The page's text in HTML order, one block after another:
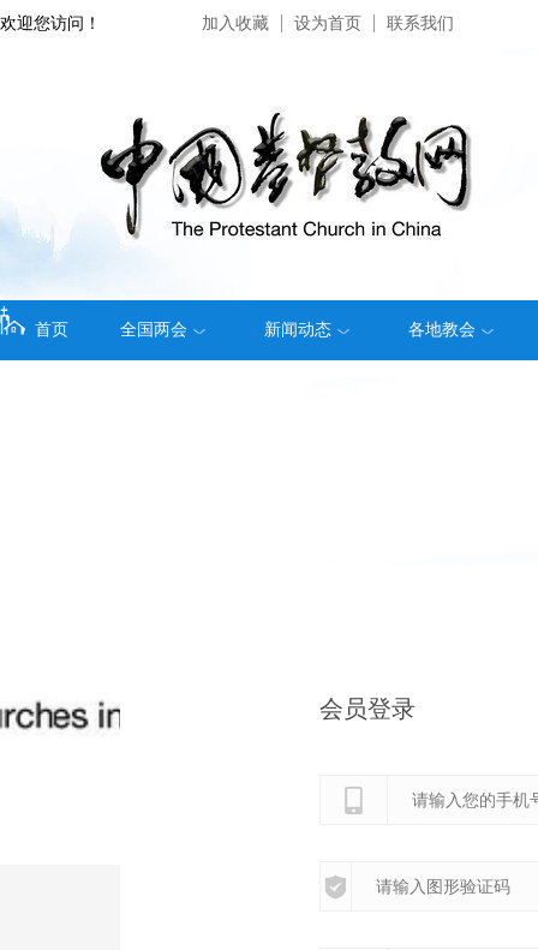
欢迎您访问！ 加入收藏 设为首页 联系我们
首页 全国两会 新闻动态 各地教会
会员登录